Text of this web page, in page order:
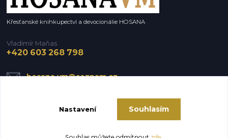
Křesťanské knihkupectví a devocionálie HOSANA
Vladimír Maňas
+420 603 268 798
hosana.vm@seznam.cz
Nastavení Souhlasím